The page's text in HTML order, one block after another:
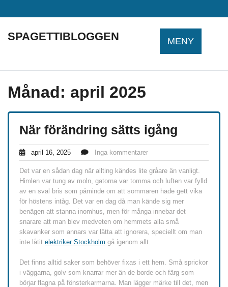
SPAGETTIBLOGGEN MENY
Månad: april 2025
När förändring sätts igång
april 16, 2025 Inga kommentarer
Det var en sådan dag när allting kändes lite gråare än vanligt.
Himlen var tung av moln, gatorna var tomma och luften var fylld
av en sval bris som påminde om att sommaren hade gett vika
för höstens intåg. Det var en dag då man kände sig mer
benägen att stanna inomhus, men för många innebar det
snarare att man blev medveten om hemmets alla små
skavanker som annars var lätta att ignorera, speciellt om man
inte låtit elektriker Stockholm gå igenom allt.
Det finns alltid saker som behöver fixas i ett hem. Små sprickor
i väggarna, golv som knarrar mer än de borde och färg som
börjar flagna på fönsterkarmarna. Man lägger märke till det, men